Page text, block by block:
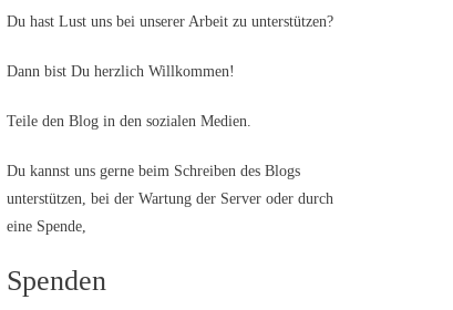
Du hast Lust uns bei unserer Arbeit zu unterstützen?
Dann bist Du herzlich Willkommen!
Teile den Blog in den sozialen Medien.
Du kannst uns gerne beim Schreiben des Blogs
unterstützen, bei der Wartung der Server oder durch
eine Spende,
Spenden